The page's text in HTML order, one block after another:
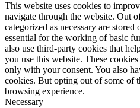
This website uses cookies to
navigate through the website. Out
categorized as necessary are
essential for the working of basic
also use third-party cookies that
you use this website. These
only with your consent. You also
cookies. But opting out of some of
browsing experience.
Necessary